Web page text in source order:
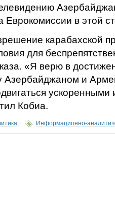
Еврокомиссии в этой
карабахской
для
«Я верю в
Азербайджаном и
Кобиа.
Информационно-